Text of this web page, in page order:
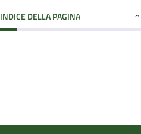
INDICE DELLA PAGINA